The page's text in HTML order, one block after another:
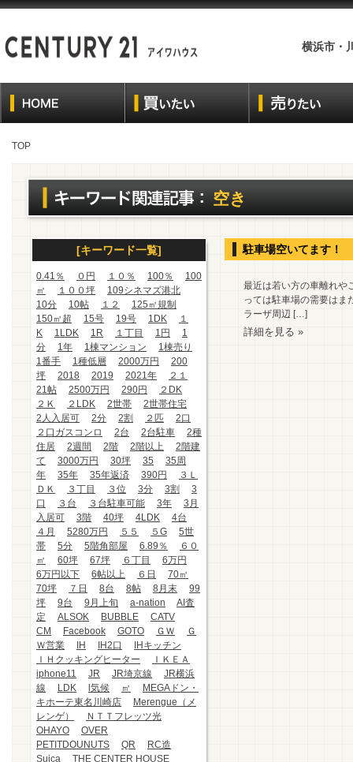
横浜市・
TOP
空き
[キーワード一覧]
0.41％ ０円 １０％ 100％
100
㎡
１００坪
109シネマズ港北
10分
10帖 １２
125㎡規制
150㎡超
15号 19号 1DK
１
K
1LDK 1R １丁目 1円
1
分
1年 1棟マンション
1棟売り
1番手
1種低層 2000万円
200
坪
2018 2019 2021年
２１
21帖
2500万円 290円
２DK
２Ｋ
２LDK 2世帯
2世帯住宅
2人入居可
2分 2割 ２匹
2口
２口ガスコンロ
2台 2台駐車
2種
住居
2週間 2階 2階以上
2階建
て
3000万円 30坪 35
35周
年
35年 35年返済 390円
３Ｌ
ＤＫ
３丁目 ３位 3分 3割
3
口
３台 ３台駐車可能 3年
3月
入居可
3階 40坪 4LDK
4台
４月
5280万円 ５５ ５G
5世
帯
5分 5階角部屋 6.89％
６０
㎡
60坪 67坪 ６丁目
6万円
6万円以下
6帖以上 ６日
70㎡
70坪
７日 8台 8帖 8月末
99
坪
9台 9月上旬 a-nation
AI査
定
ALSOK BUBBLE
CATV
CM
Facebook GOTO ＧＷ
Ｇ
Ｗ営業
IH IH2口
IHキッチン
ＩＨクッキングヒーター
ＩＫＥＡ
iphone11
JR JR埼京線
JR横浜
線
LDK l気候 ㎡
MEGAドン・
キホーテ東名川崎店
Merengue（メ
レンゲ）
ＮＴＴフレッツ光
OHAYO
OVER
PETITDOUNUTS
QR
RC造
Suica
THE CENTER HOUSE
駐車場空いてます！
最近は若い方の車離れや
っては駐車場の需要はま
ラーザ周辺 […]
詳細を見る »